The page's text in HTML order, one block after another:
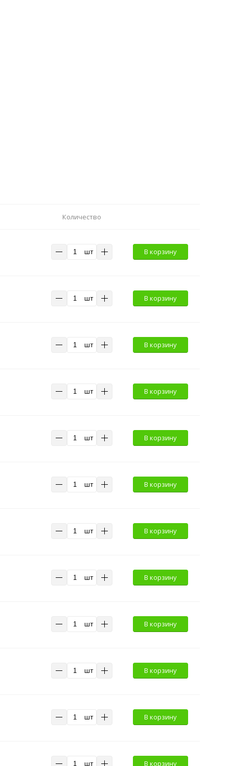
Количество
шт В корзину
шт В корзину
шт В корзину
шт В корзину
шт В корзину
шт В корзину
шт В корзину
шт В корзину
шт В корзину
шт В корзину
шт В корзину
шт В корзину